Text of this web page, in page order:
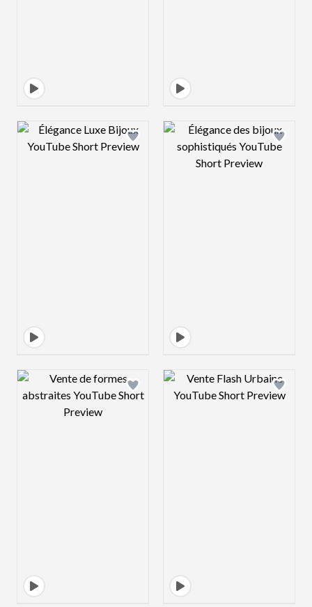
Design preview image Design preview
Design preview image Design preview